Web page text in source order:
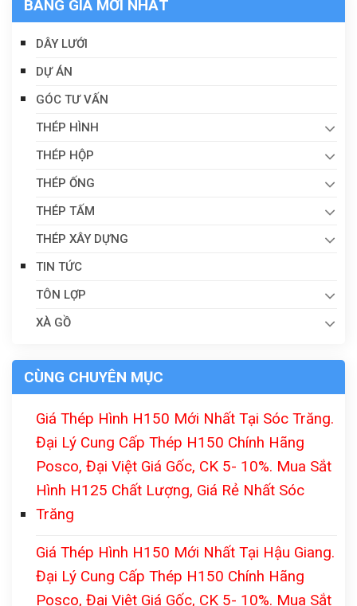
BẢNG GIÁ MỚI NHẤT
DÂY LƯỚI
DỰ ÁN
GÓC TƯ VẤN
THÉP HÌNH
THÉP HỘP
THÉP ỐNG
THÉP TẤM
THÉP XÂY DỰNG
TIN TỨC
TÔN LỢP
XÀ GỒ
CÙNG CHUYÊN MỤC
Giá Thép Hình H150 Mới Nhất Tại Sóc Trăng.
Đại Lý Cung Cấp Thép H150 Chính Hãng
Posco, Đại Việt Giá Gốc, CK 5- 10%. Mua Sắt
Hình H125 Chất Lượng, Giá Rẻ Nhất Sóc
Trăng
Giá Thép Hình H150 Mới Nhất Tại Hậu Giang.
Đại Lý Cung Cấp Thép H150 Chính Hãng
Posco, Đại Việt Giá Gốc, CK 5- 10%. Mua Sắt